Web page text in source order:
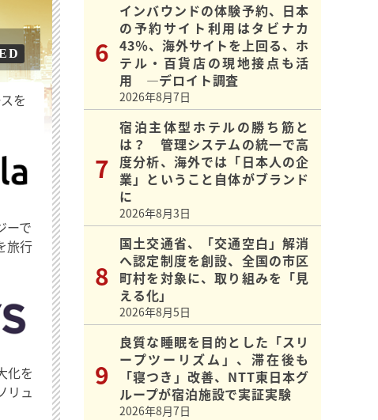
を
ーで
旅行
化を
リュ
インバウンドの体験予約、日本
の予約サイト利用はタビナカ
43％、海外サイトを上回る、ホ
テル・百貨店の現地接点も活
用 ―デロイト調査
2026年8月7日
宿泊主体型ホテルの勝ち筋と
は？ 管理システムの統一で高
度分析、海外では「日本人の企
業」ということ自体がブランド
に
2026年8月3日
国土交通省、「交通空白」解消
へ認定制度を創設、全国の市区
町村を対象に、取り組みを「見
える化」
2026年8月5日
良質な睡眠を目的とした「スリ
ープツーリズム」、滞在後も
「寝つき」改善、NTT東日本グ
ループが宿泊施設で実証実験
2026年8月7日